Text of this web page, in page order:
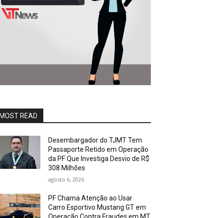
READ
Desembargador do TJMT Tem
Passaporte Retido em Operação
da PF Que Investiga Desvio de R$
308 Milhões
agosto 6, 2026
PF Chama Atenção ao Usar
Carro Esportivo Mustang GT em